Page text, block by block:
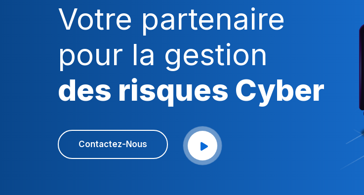
Votre partenaire
pour la gestion
des risques Cyber
Contactez-Nous